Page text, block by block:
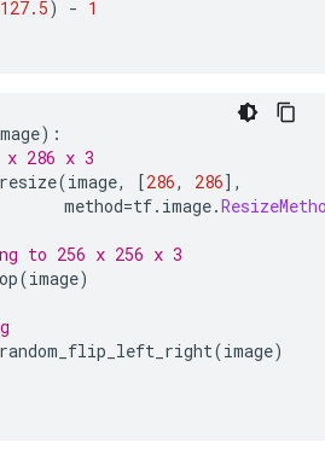
127.5) - 1
):
286 x 3
resize(image, [286, 286],
=tf. image.
to 256 x 256 x 3
(image)
random_flip_left_right(image)